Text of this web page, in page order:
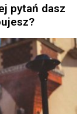
pytań dasz